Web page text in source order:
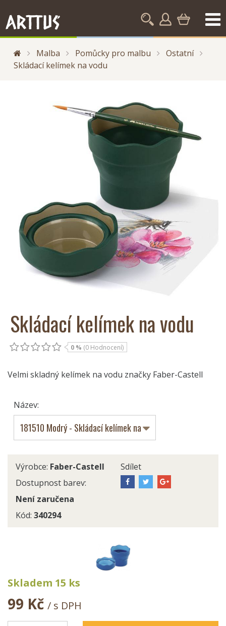
Malba Pomůcky pro malbu
Ostatní
Skládací kelímek na vodu
Skládací kelímek na vodu
0 % (0 Hodnocení)
Velmi skladný kelímek na vodu značky Faber-Castell
Název:
Výrobce: Faber-Castell
Dostupnost barev:
Není zaručena
Kód: 340294
Sdílet
Skladem 15 ks
99 Kč / s DPH